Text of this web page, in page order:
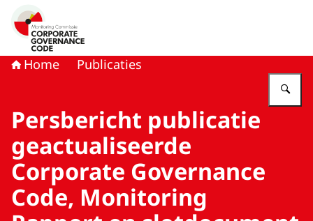
Naar de homepage van Monitoring Commissie
Home Publicaties
Persbericht publicatie
geactualiseerde
Corporate Governance
Code, Monitoring